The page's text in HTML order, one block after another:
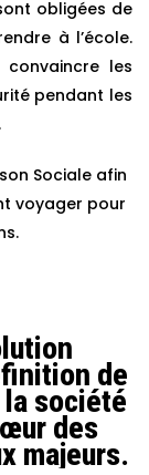
obligées de
à l’école.
les
pendant les
Sociale afin
voyager pour
de
la société
des
majeurs.